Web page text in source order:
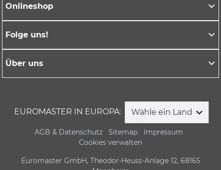
Onlineshop
Folge uns!
Über uns
EUROMASTER IN EUROPA: Wähle ein Land
AGB & Datenschutz Sitemap
Impressum
Cookies verwalten
Euromaster GmbH, Theodor-Heuss-Anlage 12, 68165